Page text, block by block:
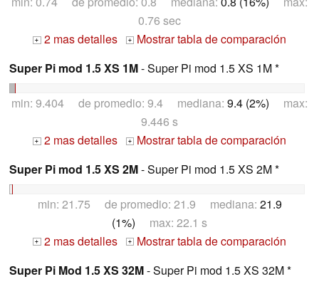
0.76 sec
+ 2 mas detalles +
Mostrar tabla de comparación
Super Pi mod 1.5 XS 1M- Super Pi mod 1.5 XS 1M *
min: 9.404 de promedio: 9.4 mediana: 9.4 (2%) max:
9.446 s
+ 2 mas detalles +
Mostrar tabla de comparación
Super Pi mod 1.5 XS 2M- Super Pi mod 1.5 XS 2M *
min: 21.75 de promedio: 21.9 mediana: 21.9
(1%) max: 22.1 s
+ 2 mas detalles +
Mostrar tabla de comparación
Super Pi Mod 1.5 XS 32M- Super Pi mod 1.5 XS 32M *